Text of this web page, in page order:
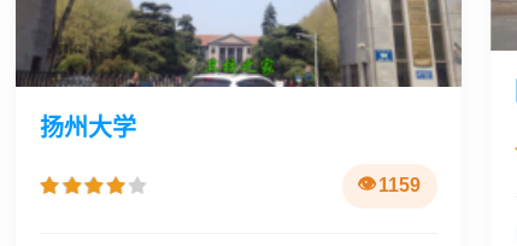
扬州大学
1159